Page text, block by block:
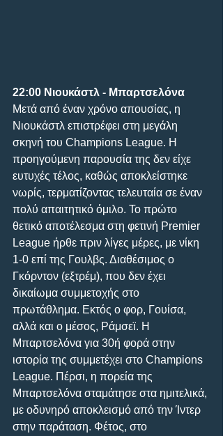
22:00 Νιουκάστλ - Μπαρτσελόνα
Μετά από έναν χρόνο απουσίας, η
Νιουκάστλ επιστρέφει στη μεγάλη
σκηνή του Champions League. Η
προηγούμενη παρουσία της δεν είχε
ευτυχές τέλος, καθώς αποκλείστηκε
νωρίς, τερματίζοντας τελευταία σε έναν
πολύ απαιτητικό όμιλο. Το πρώτο
θετικό αποτέλεσμα στη φετινή Premier
League ήρθε πριν λίγες μέρες, με νίκη
1-0 επί της Γουλβς. Διαθέσιμος ο
Γκόρντον (εξτρέμ), που δεν έχει
δικαίωμα συμμετοχής στο
πρωτάθλημα. Εκτός ο φορ, Γουίσα,
αλλά και ο μέσος, Ράμσεϊ. Η
Μπαρτσελόνα για 30ή φορά στην
ιστορία της συμμετέχει στο Champions
League. Πέρσι, η πορεία της
Μπαρτσελόνα σταμάτησε στα ημιτελικά,
με οδυνηρό αποκλεισμό από την Ίντερ
στην παράταση. Φέτος, στο